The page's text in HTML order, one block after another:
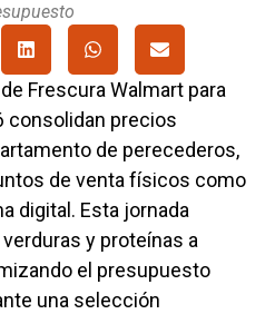
Frescura Walmart para
consolidan precios
de perecederos,
de venta físicos como
digital. Esta jornada
y proteínas a
el presupuesto
una selección